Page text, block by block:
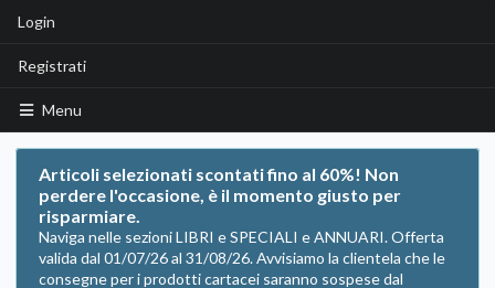
Login
Registrati
Menu
Articoli selezionati scontati fino al 60%! Non
perdere l'occasione, è il momento giusto per
risparmiare.
Naviga nelle sezioni LIBRI e SPECIALI e ANNUARI. Offerta
valida dal 01/07/26 al 31/08/26. Avvisiamo la clientela che le
consegne per i prodotti cartacei saranno sospese dal